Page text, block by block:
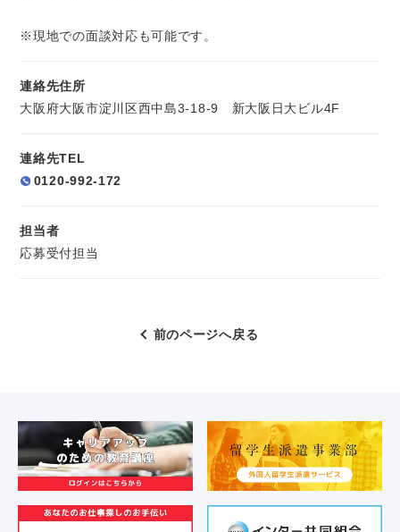
※現地での面談対応も可能です。
連絡先住所
大阪府大阪市淀川区西中島3-18-9 新大阪日大ビル4F
連絡先TEL
0120-992-172
担当者
応募受付担当
前のページへ戻る